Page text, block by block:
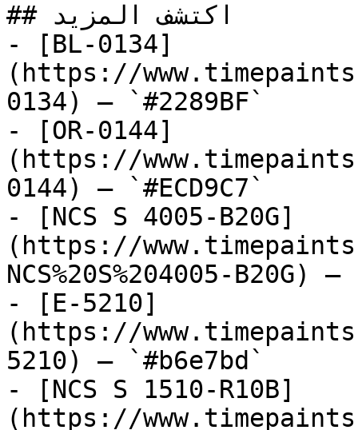
## اكتشف المزيد
- [BL-0134]
(https://
0134) — `#2289BF`
- [OR-0144]
(https://
0144) — `#ECD9C7`
- [NCS S 4005-B20G]
(https://
NCS%20S%204005-B20G)
- [E-5210]
(https://
5210) — `#b6e7bd`
- [NCS S 1510-R10B]
(https://